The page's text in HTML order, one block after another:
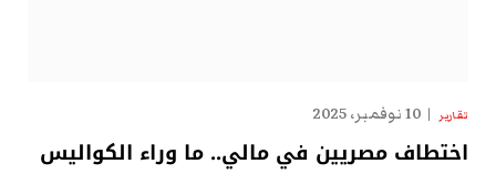
تقارير 10 نوفمبر، 2025
اختطاف مصريين في مالي.. ما وراء الكواليس